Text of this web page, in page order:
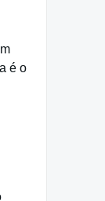
é o